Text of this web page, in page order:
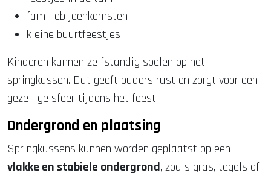
familiebijeenkomsten
kleine buurtfeestjes
Kinderen kunnen zelfstandig spelen op het
springkussen. Dat geeft ouders rust en zorgt voor een
gezellige sfeer tijdens het feest.
Ondergrond en plaatsing
Springkussens kunnen worden geplaatst op een
vlakke en stabiele ondergrond, zoals gras, tegels of